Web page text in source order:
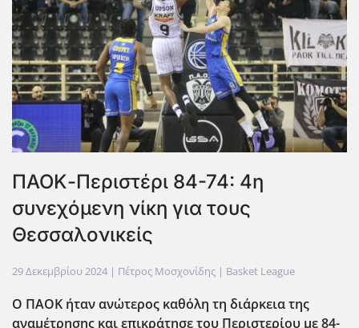
ΠΑΟΚ-Περιστέρι 84-74: 4η
συνεχόμενη νίκη για τους
Θεσσαλονικείς
29 Δεκεμβρίου 2024 | Πέτρος Μοσχονίδης | Basket League
Ο ΠΑΟΚ ήταν ανώτερος καθόλη τη διάρκεια της
αναμέτρησης και επικράτησε του Περιστερίου με 84-